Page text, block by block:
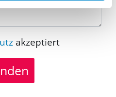
akzeptiert